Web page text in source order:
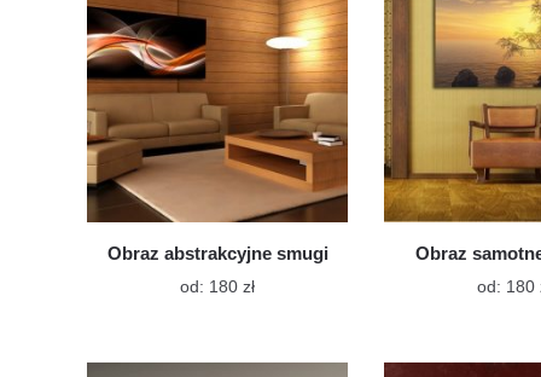
wybrać
na
stronie
produktu
Obraz abstrakcyjne smugi
od: 180 złTen
wiele
Obraz
od: 180